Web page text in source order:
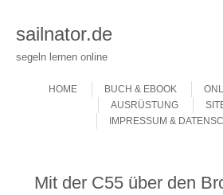
sailnator.de
segeln lernen online
MenuHOME
BUCH & EBOOK
AUSRÜSTUNG
IMPRESSUM &
Mit der C55 über den